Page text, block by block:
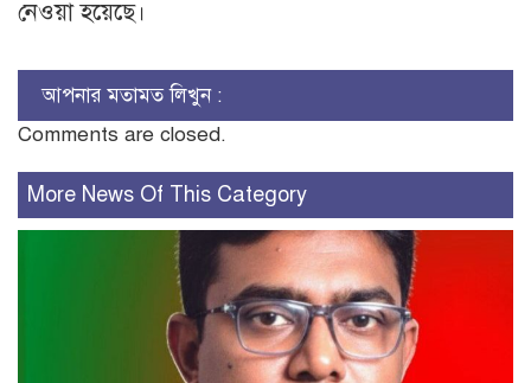
নেওয়া হয়েছে।
আপনার মতামত লিখুন :
Comments are closed.
More News Of This Category